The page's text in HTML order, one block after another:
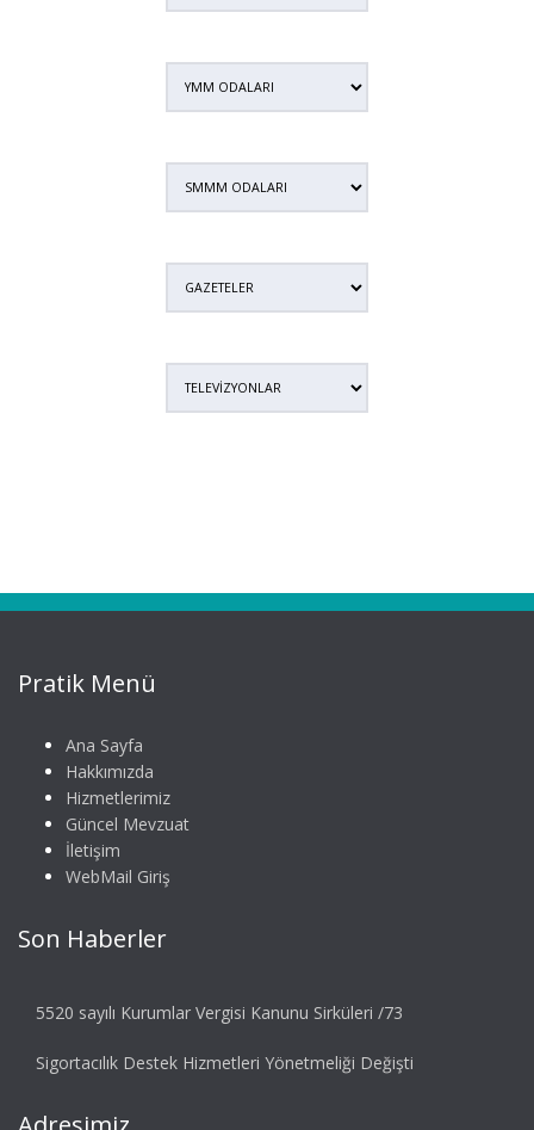
Pratik Menü
Ana Sayfa
Hakkımızda
Hizmetlerimiz
Güncel Mevzuat
İletişim
WebMail Giriş
Son Haberler
5520 sayılı Kurumlar Vergisi Kanunu Sirküleri /73
Sigortacılık Destek Hizmetleri Yönetmeliği Değişti